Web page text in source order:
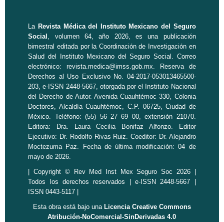
La Revista Médica del Instituto Mexicano del Seguro
Social
, volumen 64, año 2026, es una publicación
bimestral editada por la Coordinación de Investigación en
Salud del Instituto Mexicano del Seguro Social. Correo
electrónico:revista.medica@imss.gob.mx . Reserva de
Derechos al Uso Exclusivo No. 04-2017-053013465500-
203, e-ISSN 2448-5667, otorgada por el Instituto Nacional
del Derecho de Autor. Avenida Cuauhtémoc 330, Colonia
Doctores, Alcaldía Cuauhtémoc, C.P. 06725, Ciudad de
México. Teléfono: (55) 56 27 69 00, extensión 21070.
Editora: Dra. Laura Cecilia Bonifaz Alfonzo. Editor
Ejecutivo: Dr. Rodolfo Rivas Ruiz. Coeditor: Dr. Alejandro
Moctezuma Paz. Fecha de última modificación: 04 de
mayo de 2026.
| Copyright © Rev Med Inst Mex Seguro Soc 2026 |
Todos los derechos reservados | e-ISSN 2448-5667 |
ISSN 0443-5117 |
Esta obra está bajo una Licencia Creative Commons
Atribución-NoComercial-SinDerivadas 4.0